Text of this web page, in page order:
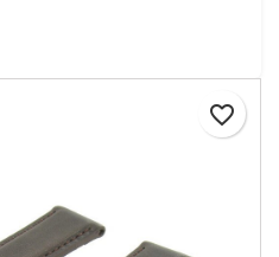
favorite_border